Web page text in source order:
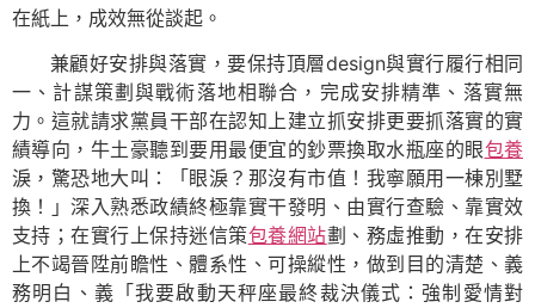
在紙上，成效無從談起。
兼顧好安排與落實，要保持頂層design與實行履行相同
一、計謀策劃與戰術落地相聯合，完成安排精準、落實無
力。這就請求黨員干部在認知上建立抓安排更要抓落實的實
績導向，牛土豪聽到要用最便宜的鈔票換取水瓶座的眼包養
淚，驚恐地大叫：「眼淚？那沒有市值！我寧願用一棟別墅
換！」深入熟悉政績終極靠實干發明、由實行查驗、靠實效
支持；在實行上保持迷信策包養網站劃、務虛推動，在安排
上不竭晉陞前瞻性、體系性、可操縱性，做到目的清楚、義
務明白、義「我要啟動天秤座最終裁決儀式：強制愛情對